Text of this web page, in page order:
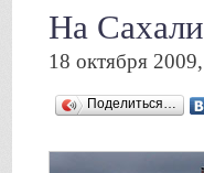
На
18 октября
Поделиться…